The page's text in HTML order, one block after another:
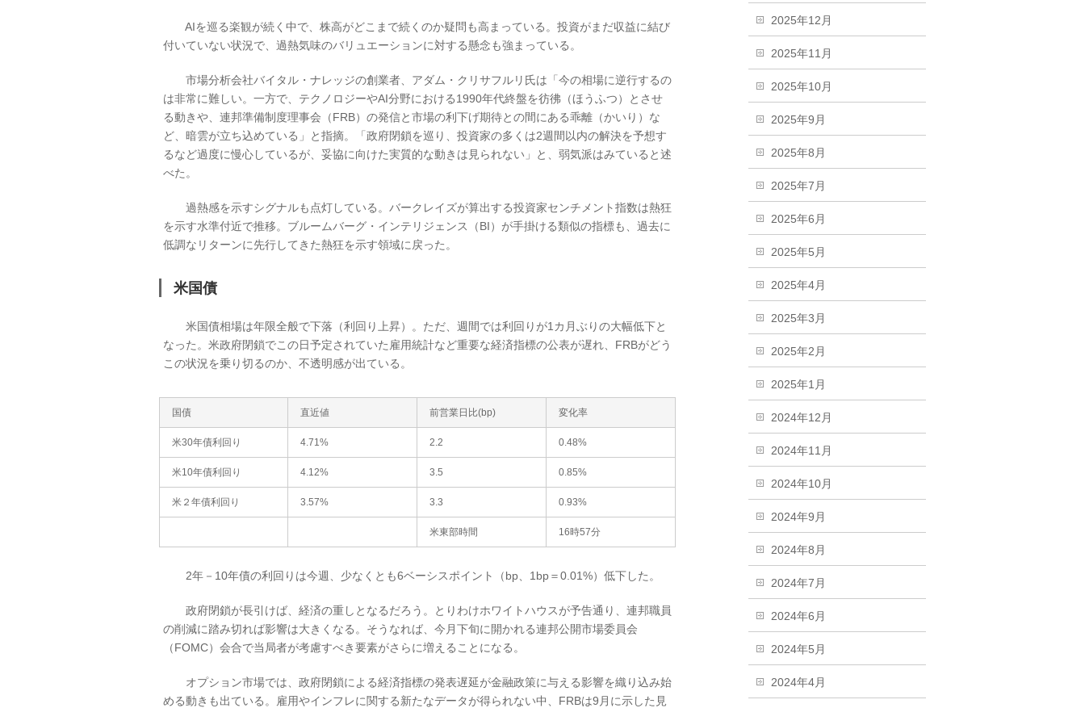
AIを巡る楽観が続く中で、株高がどこまで続くのか疑問も高まっている。投資がまだ収益に結び
付いていない状況で、過熱気味のバリュエーションに対する懸念も強まっている。
市場分析会社バイタル・ナレッジの創業者、アダム・クリサフルリ氏は「今の相場に逆行するの
は非常に難しい。一方で、テクノロジーやAI分野における1990年代終盤を彷彿（ほうふつ）とさせ
る動きや、連邦準備制度理事会（FRB）の発信と市場の利下げ期待との間にある乖離（かいり）な
ど、暗雲が立ち込めている」と指摘。「政府閉鎖を巡り、投資家の多くは2週間以内の解決を予想す
るなど過度に慢心しているが、妥協に向けた実質的な動きは見られない」と、弱気派はみていると述
べた。
過熱感を示すシグナルも点灯している。バークレイズが算出する投資家センチメント指数は熱狂
を示す水準付近で推移。ブルームバーグ・インテリジェンス（BI）が手掛ける類似の指標も、過去に
低調なリターンに先行してきた熱狂を示す領域に戻った。
米国債
米国債相場は年限全般で下落（利回り上昇）。ただ、週間では利回りが1カ月ぶりの大幅低下と
なった。米政府閉鎖でこの日予定されていた雇用統計など重要な経済指標の公表が遅れ、FRBがどう
この状況を乗り切るのか、不透明感が出ている。
国債 直近値 前営業日比(bp) 変化率
米30年債利回り 4.71% 2.2 0.48%
米10年債利回り 4.12% 3.5 0.85%
米２年債利回り 3.57% 3.3 0.93%
米東部時間 16時57分
2年－10年債の利回りは今週、少なくとも6ベーシスポイント（bp、1bp＝0.01%）低下した。
政府閉鎖が長引けば、経済の重しとなるだろう。とりわけホワイトハウスが予告通り、連邦職員
の削減に踏み切れば影響は大きくなる。そうなれば、今月下旬に開かれる連邦公開市場委員会
（FOMC）会合で当局者が考慮すべき要素がさらに増えることになる。
オプション市場では、政府閉鎖による経済指標の発表遅延が金融政策に与える影響を織り込み始
める動きも出ている。雇用やインフレに関する新たなデータが得られない中、FRBは9月に示した見
2025年12月
2025年11月
2025年10月
2025年9月
2025年8月
2025年7月
2025年6月
2025年5月
2025年4月
2025年3月
2025年2月
2025年1月
2024年12月
2024年11月
2024年10月
2024年9月
2024年8月
2024年7月
2024年6月
2024年5月
2024年4月